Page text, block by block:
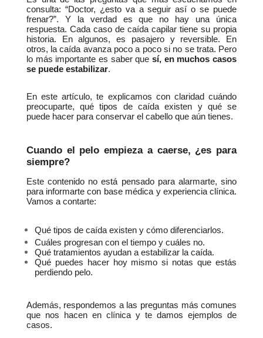
consulta: “Doctor, ¿esto va a seguir así o se puede
frenar?”. Y la verdad es que no hay una única
respuesta. Cada caso de caída capilar tiene su propia
historia. En algunos, es pasajero y reversible. En
otros, la caída avanza poco a poco si no se trata. Pero
lo más importante es saber que sí, en muchos casos
se puede estabilizar.
En este artículo, te explicamos con claridad cuándo
preocuparte, qué tipos de caída existen y qué se
puede hacer para conservar el cabello que aún tienes.
Cuando el pelo empieza a caerse, ¿es para
siempre?
Este contenido no está pensado para alarmarte, sino
para informarte con base médica y experiencia clínica.
Vamos a contarte:
Qué tipos de caída existen y cómo diferenciarlos.
Cuáles progresan con el tiempo y cuáles no.
Qué tratamientos ayudan a estabilizar la caída.
Qué puedes hacer hoy mismo si notas que estás
perdiendo pelo.
Además, respondemos a las preguntas más comunes
que nos hacen en clínica y te damos ejemplos de
casos.